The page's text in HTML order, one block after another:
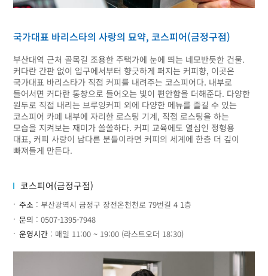
국가대표 바리스타의 사랑의 묘약, 코스피어(금정구점)
부산대역 근처 골목길 조용한 주택가에 눈에 띄는 네모반듯한 건물.
커다란 간판 없이 입구에서부터 향긋하게 퍼지는 커피향, 이곳은
국가대표 바리스타가 직접 커피를 내려주는 코스피어다. 내부로
들어서면 커다란 통창으로 들어오는 빛이 편안함을 더해준다. 다양한
원두로 직접 내리는 브루잉커피 외에 다양한 메뉴를 즐길 수 있는
코스피어 카페 내부에 자리한 로스팅 기계, 직접 로스팅을 하는
모습을 지켜보는 재미가 쏠쏠하다. 커피 교육에도 열심인 정형용
대표, 커피 사랑이 남다른 분들이라면 커피의 세계에 한층 더 깊이
빠져들게 만든다.
코스피어(금정구점)
주소 : 부산광역시 금정구 장전온천천로 79번길 4 1층
문의 : 0507-1395-7948
운영시간 : 매일 11:00 ~ 19:00 (라스트오더 18:30)